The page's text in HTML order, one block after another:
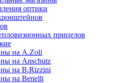
оптики
прицелов
на A.Zoli
на Anschutz
на B.Rizzini
на Benelli